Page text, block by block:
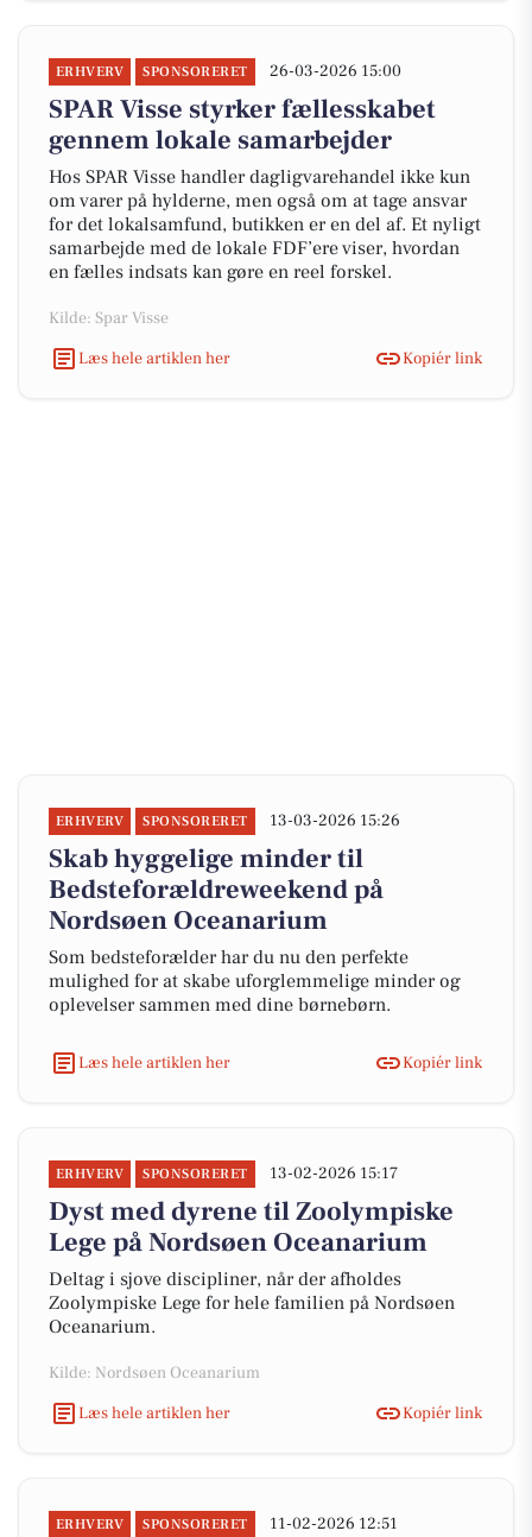
ERHVERV SPONSORERET 26-03-2026 15:00
SPAR Visse styrker fællesskabet
gennem lokale samarbejder
Hos SPAR Visse handler dagligvarehandel ikke kun
om varer på hylderne, men også om at tage ansvar
for det lokalsamfund, butikken er en del af. Et nyligt
samarbejde med de lokale FDF’ere viser, hvordan
en fælles indsats kan gøre en reel forskel.
Kilde: Spar Visse
Læs hele artiklen her
Kopiér link
ERHVERV SPONSORERET 13-03-2026 15:26
Skab hyggelige minder til
Bedsteforældreweekend på
Nordsøen Oceanarium
Som bedsteforælder har du nu den perfekte
mulighed for at skabe uforglemmelige minder og
oplevelser sammen med dine børnebørn.
Læs hele artiklen her Kopiér link
ERHVERV SPONSORERET 13-02-2026 15:17
Dyst med dyrene til Zoolympiske
Lege på Nordsøen Oceanarium
Deltag i sjove discipliner, når der afholdes
Zoolympiske Lege for hele familien på Nordsøen
Oceanarium.
Kilde: Nordsøen Oceanarium
Læs hele artiklen her
Kopiér link
ERHVERV SPONSORERET 11-02-2026 12:51